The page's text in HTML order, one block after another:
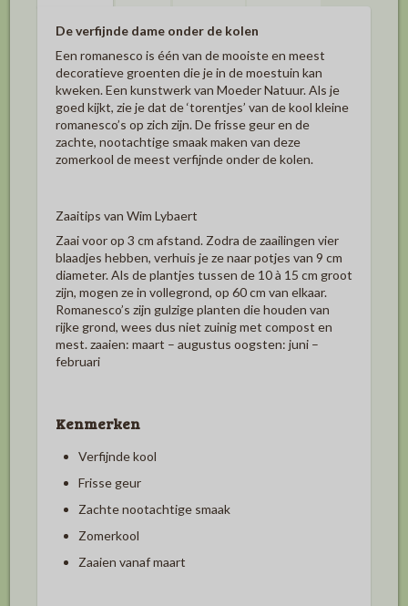
De verfijnde dame onder de kolen
Een romanesco is één van de mooiste en meest
decoratieve groenten die je in de moestuin kan
kweken. Een kunstwerk van Moeder Natuur. Als je
goed kijkt, zie je dat de ‘torentjes’ van de kool kleine
romanesco’s op zich zijn. De frisse geur en de
zachte, nootachtige smaak maken van deze
zomerkool de meest verfijnde onder de kolen.
Zaaitips van Wim Lybaert
Zaai voor op 3 cm afstand. Zodra de zaailingen vier
blaadjes hebben, verhuis je ze naar potjes van 9 cm
diameter. Als de plantjes tussen de 10 à 15 cm groot
zijn, mogen ze in vollegrond, op 60 cm van elkaar.
Romanesco’s zijn gulzige planten die houden van
rijke grond, wees dus niet zuinig met compost en
mest. zaaien: maart – augustus oogsten: juni –
februari
Kenmerken
Verfijnde kool
Frisse geur
Zachte nootachtige smaak
Zomerkool
Zaaien vanaf maart